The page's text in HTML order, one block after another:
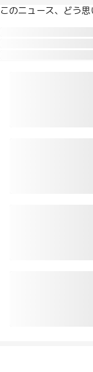
このニュース、どう思